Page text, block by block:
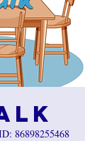
86898255468